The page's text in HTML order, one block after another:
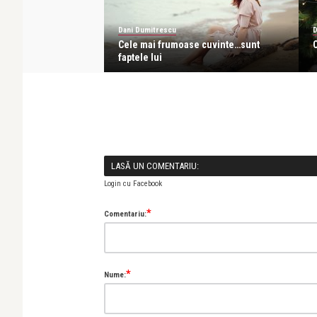
Dani Dumitrescu
Cele mai frumoase cuvinte…sunt
faptele lui
LASĂ UN COMENTARIU:
Login cu Facebook
Comentariu:*
Nume:*